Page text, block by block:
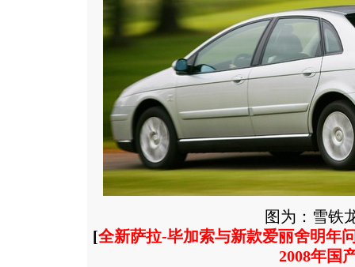
图为：雪铁
[全新萨拉-毕加索与新款爱丽舍明年
2008年国